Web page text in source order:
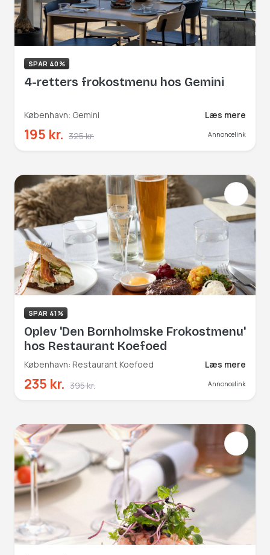
SPAR 40%
4-retters frokostmenu hos Gemini
København: Gemini Læs mere
195 kr. 325 kr. Annoncelink
SPAR 41%
Oplev 'Den Bornholmske Frokostmenu'
hos Restaurant Koefoed
København: Restaurant Koefoed Læs mere
235 kr. 395 kr. Annoncelink